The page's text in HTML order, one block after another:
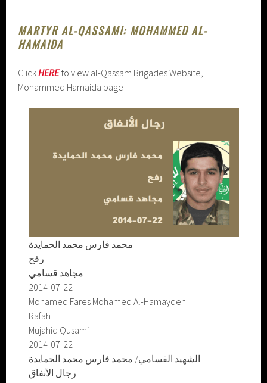
MARTYR AL-QASSAMI: MOHAMMED AL-
HAMAIDA
ClickHEREto view al-Qassam Brigades Website,
Mohammed Hamaida page
محمد فارس محمد الحمايدة
رفح
مجاهد قسامي
2014-07-22
Mohamed Fares Mohamed Al-Hamaydeh
Rafah
Mujahid Qusami
2014-07-22
الشهيد القسامي/ محمد فارس محمد الحمايدة
رجال الأنفاق